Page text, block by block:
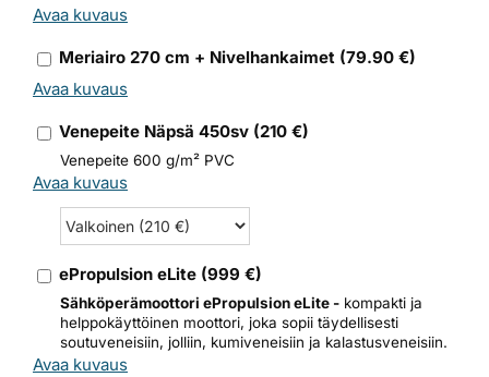
Avaa kuvaus
Meriairo 270 cm + Nivelhankaimet (79.90 €)
Avaa kuvaus
Venepeite Näpsä 450sv (210 €)
Venepeite 600 g/m² PVC
Avaa kuvaus
ePropulsion eLite (999 €)
Sähköperämoottori ePropulsion eLite - kompakti ja
helppokäyttöinen moottori, joka sopii täydellisesti
soutuveneisiin, jolliin, kumiveneisiin ja kalastusveneisiin.
Avaa kuvaus